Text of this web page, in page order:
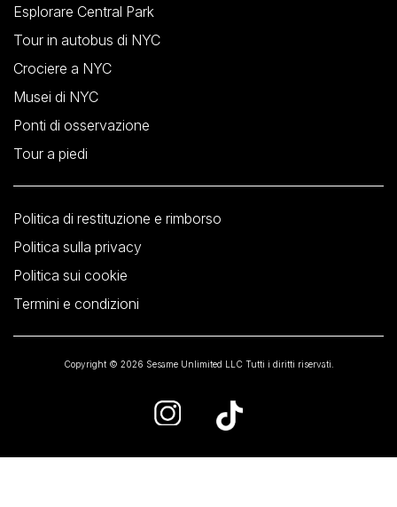
Esplorare Central Park
Tour in autobus di NYC
Crociere a NYC
Musei di NYC
Ponti di osservazione
Tour a piedi
Politica di restituzione e rimborso
Politica sulla privacy
Politica sui cookie
Termini e condizioni
Copyright © 2026 Sesame Unlimited LLC Tutti i diritti riservati.